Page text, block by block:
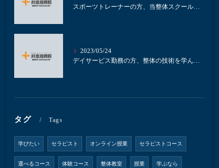
スポーツトレーナーの方、当整体スクールで整体を学びませんか？｜名古屋の整体スクール井本接骨院
2023/05/24
デイサービス勤務の方、整体の技術を学んで業務に活かしませんか？｜名古屋の整体スクール井本接骨院
タグ Tags
学びたい セラピスト オンライン授業 セラピストコース
選べるコース 体験コース 整体教室 授業 学ぶなら